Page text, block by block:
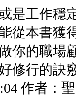
是工作穩
從本書獲
你的職場
修行的訣
作者：